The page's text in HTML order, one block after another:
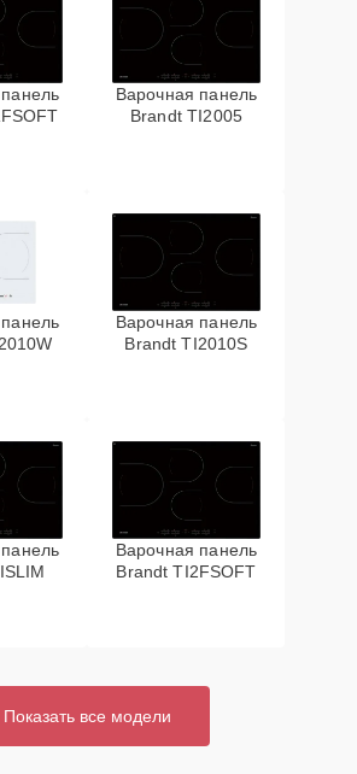
Варочная панель
Brandt TI2005
Варочная панель
Brandt TI2010S
Варочная панель
Brandt TI2FSOFT
Показать все модели